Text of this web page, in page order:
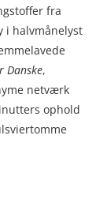
fra
i halvmånelyst
Danske,
netværk
ophold